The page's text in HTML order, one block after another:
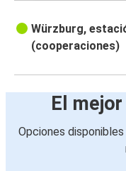
Würzburg,
(cooperaciones)
El
Opciones